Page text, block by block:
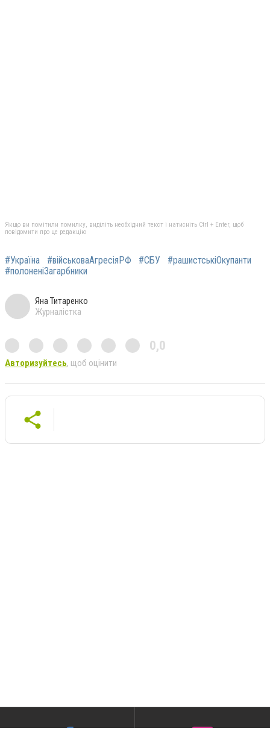
Якщо ви помітили помилку, виділіть необхідний текст і натисніть Ctrl + Enter, щоб
повідомити про це редакцію
#Україна #військоваАгресіяРФ #СБУ
#рашистськіОкупанти
#полоненіЗагарбники
Яна Титаренко
Журналістка
0,0
Авторизуйтесь, щоб оцінити